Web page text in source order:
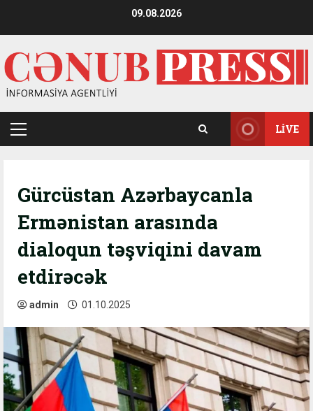
09.08.2026
Primary
LIVE
Gürcüstan Azərbaycanla
Ermənistan arasında
dialoqun təşviqini davam
etdirəcək
admin 01.10.2025